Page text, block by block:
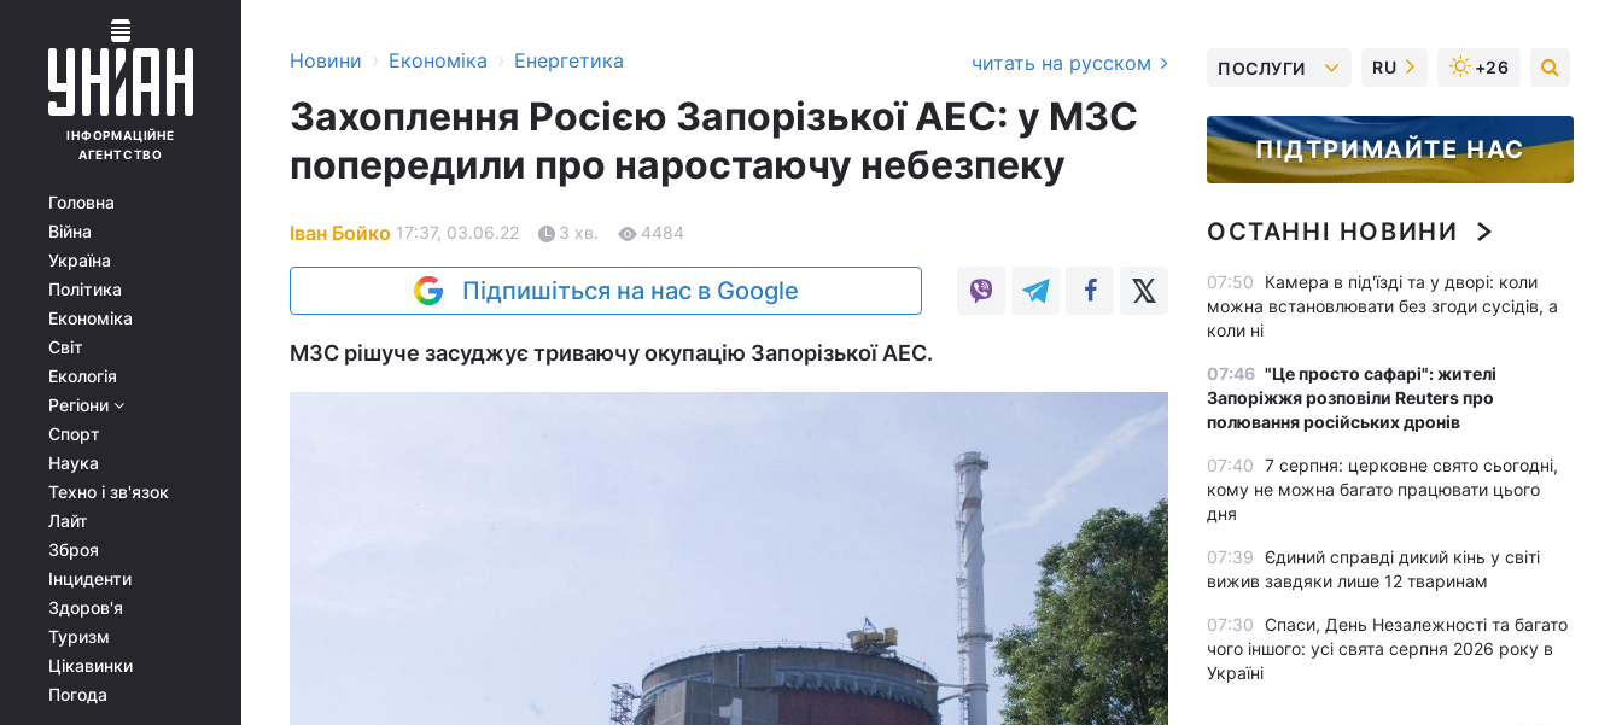
ІНФОРМАЦІЙНЕ
АГЕНТСТВО
Головна
Війна
Україна
Політика
Економіка
Світ
Екологія
Регіони
Спорт
Наука
Техно і зв'язок
Лайт
Зброя
Інциденти
Здоров'я
Туризм
Цікавинки
Погода
Новини › Економіка › Енергетика читать на русском
Захоплення Росією Запорізької АЕС: у МЗС
попередили про наростаючу небезпеку
Іван Бойко 17:37, 03.06.22 3 хв. 4484
Підпишіться на нас в Google
МЗС рішуче засуджує триваючу окупацію Запорізької АЕС.
ПОСЛУГИ RU +26
ПІДТРИМАЙТЕ НАС
ОСТАННІ НОВИНИ
07:50
Камера в під'їзді та у дворі: коли
можна встановлювати без згоди сусідів, а
коли ні
07:46 "Це просто сафарі": жителі
Запоріжжя розповіли Reuters про
полювання російських дронів
07:40 7 серпня: церковне свято сьогодні,
кому не можна багато працювати цього
дня
07:39 Єдиний справді дикий кінь у світі
вижив завдяки лише 12 тваринам
07:30 Спаси, День Незалежності та багато
чого іншого: усі свята серпня 2026 року в
Україні